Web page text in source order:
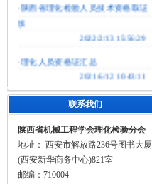
联系我们
陕西省机械工程学会理化检验分会
地址： 西安市解放路236号图书大厦
(西安新华商务中心)821室
邮编：710004